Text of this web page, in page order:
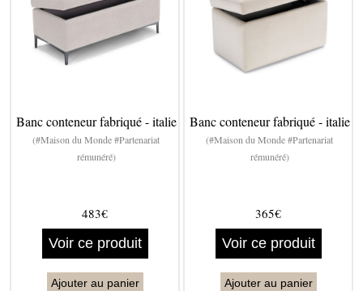
Banc conteneur fabriqué - italie
(#Maison du Monde #Partenariat
rémunéré)
483€
Voir ce produit
Ajouter au panier
Banc conteneur fabriqué - italie
(#Maison du Monde #Partenariat
rémunéré)
365€
Voir ce produit
Ajouter au panier